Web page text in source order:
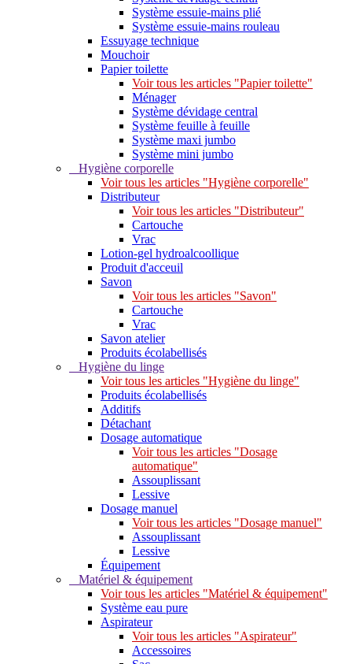
Système essuie-mains plié
Système essuie-mains rouleau
Essuyage technique
Mouchoir
Papier toilette
Voir tous les articles "Papier toilette"
Ménager
Système dévidage central
Système feuille à feuille
Système maxi jumbo
Système mini jumbo
Hygiène corporelle
Voir tous les articles "Hygiène corporelle"
Distributeur
Voir tous les articles "Distributeur"
Cartouche
Vrac
Lotion-gel hydroalcoollique
Produit d'acceuil
Savon
Voir tous les articles "Savon"
Cartouche
Vrac
Savon atelier
Produits écolabellisés
Hygiène du linge
Voir tous les articles "Hygiène du linge"
Produits écolabellisés
Additifs
Détachant
Dosage automatique
Voir tous les articles "Dosage
automatique"
Assouplissant
Lessive
Dosage manuel
Voir tous les articles "Dosage manuel"
Assouplissant
Lessive
Équipement
Matériel & équipement
Voir tous les articles "Matériel & équipement"
Système eau pure
Aspirateur
Voir tous les articles "Aspirateur"
Accessoires